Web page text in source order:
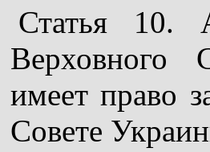
Статья 10.
Верховного
имеет право
Совете